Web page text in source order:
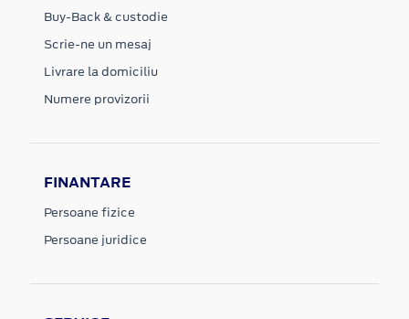
Buy-Back & custodie
Scrie-ne un mesaj
Livrare la domiciliu
Numere provizorii
FINANTARE
Persoane fizice
Persoane juridice